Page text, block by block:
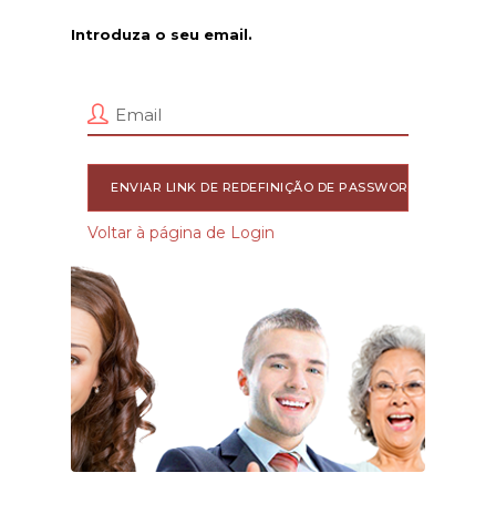
Introduza o seu email.
ENVIAR LINK DE REDEFINIÇÃO DE PASSWORD
Voltar à página de Login